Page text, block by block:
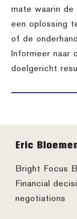
mate waarin
een oplossing
of de
Informeer naar
doelgericht
Footer
Eric
Bright Focus
Financial
negotiations